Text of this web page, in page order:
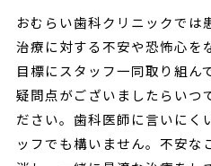
おむらい歯科クリニックでは
治療に対する不安や恐怖心を
目標にスタッフ一同取り組ん
疑問点がございましたらいつ
ださい。歯科医師に言いにく
ッフでも構いません。不安な